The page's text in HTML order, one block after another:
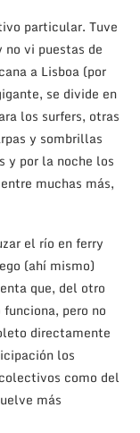
particular. Tuve
vi puestas de
a Lisboa (por
se divide en
los surfers, otras
y sombrillas
y por la noche los
muchas más,
el río en ferry
(ahí mismo)
que, del otro
pero no
directamente
los
como del
más